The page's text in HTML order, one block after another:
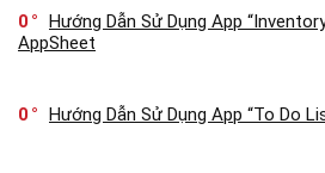
0
Hướng Dẫn Sử Dụng App
AppSheet
0 Hướng Dẫn Sử Dụng App “To Do